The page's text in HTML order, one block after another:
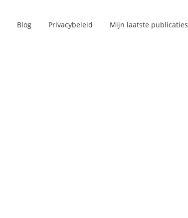
Blog Privacybeleid Mijn laatste publicaties